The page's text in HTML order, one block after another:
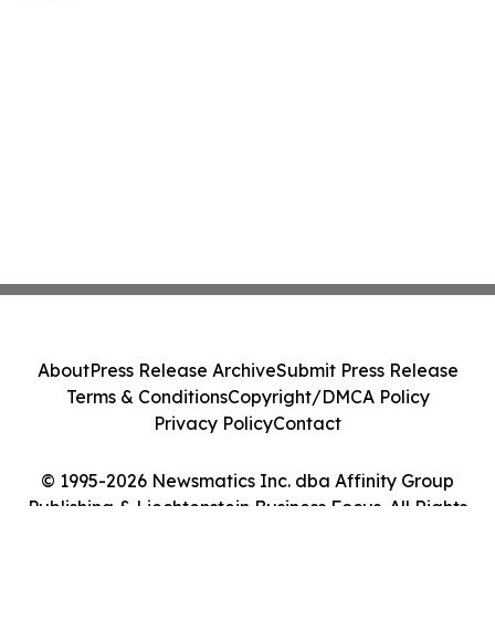
© 1995-2026 Newsmatics Inc. dba Affinity Group
Publishing & Liechtenstein Business Focus. All Rights
AboutPress Release ArchiveSubmit Press Release
Terms & ConditionsCopyright/DMCA Policy
Privacy PolicyContact